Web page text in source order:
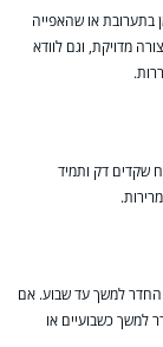
בתערובת או שהאפייה
מדויקת, וגם לוודא
שקדים דק ותמיד
החדר למשך עד שבוע. אם
למשך כשבועיים או